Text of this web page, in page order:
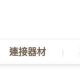
連接器材